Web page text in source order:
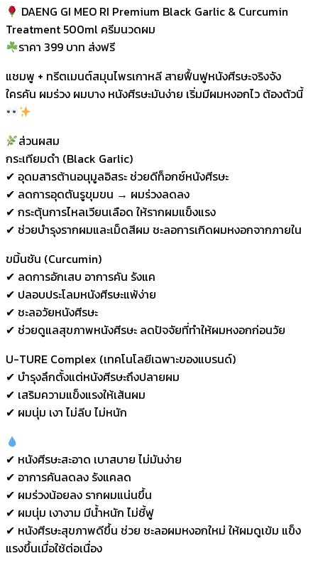
MEO
RI
Premium
Black
Garlic
&
Curcumin
Treatment
500ml
ครีม
นวด
ผม
ชิ้น
DAENG GI MEO RI Premium Black Garlic & Curcumin
Treatment 500ml ครีมนวดผม
ราคา 399 บาท ส่งฟรี
แชมพู + ทรีตเมนต์สมุนไพรเกาหลี สายฟื้นฟูหนังศีรษะจริงจัง
ใครคัน ผมร่วง ผมบาง หนังศีรษะมันง่าย เริ่มมีผมหงอกไว ต้องตัวนี้
ส่วนผสม
กระเทียมดำ (Black Garlic)
✔ อุดมสารต้านอนุมูลอิสระ ช่วยดีท็อกซ์หนังศีรษะ
✔ ลดการอุดตันรูขุมขน → ผมร่วงลดลง
✔ กระตุ้นการไหลเวียนเลือด ให้รากผมแข็งแรง
✔ ช่วยบำรุงรากผมและเม็ดสีผม ชะลอการเกิดผมหงอกจากภายใน
ขมิ้นชัน (Curcumin)
✔ ลดการอักเสบ อาการคัน รังแค
✔ ปลอบประโลมหนังศีรษะแพ้ง่าย
✔ ชะลอวัยหนังศีรษะ
✔ ช่วยดูแลสุขภาพหนังศีรษะ ลดปัจจัยที่ทำให้ผมหงอกก่อนวัย
U-TURE Complex (เทคโนโลยีเฉพาะของแบรนด์)
✔ บำรุงลึกตั้งแต่หนังศีรษะถึงปลายผม
✔ เสริมความแข็งแรงให้เส้นผม
✔ ผมนุ่ม เงา ไม่ลีบ ไม่หนัก
✔ หนังศีรษะสะอาด เบาสบาย ไม่มันง่าย
✔ อาการคันลดลง รังแคลด
✔ ผมร่วงน้อยลง รากผมแน่นขึ้น
✔ ผมนุ่ม เงางาม มีน้ำหนัก ไม่ชี้ฟู
✔ หนังศีรษะสุขภาพดีขึ้น ช่วย ชะลอผมหงอกใหม่ ให้ผมดูเข้ม แข็ง
แรงขึ้นเมื่อใช้ต่อเนื่อง